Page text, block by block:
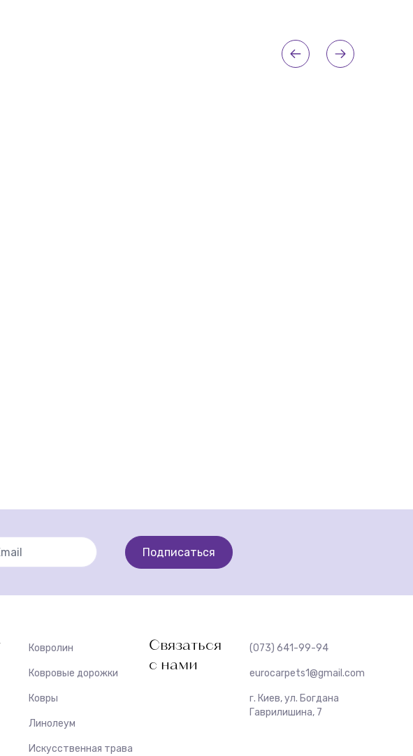
Подписаться
Ковролин
Ковровые дорожки
Ковры
Линолеум
Искусственная трава
Связаться
с нами
(073) 641-99-94
eurocarpets1@gmail.com
г. Киев, ул. Богдана
Гаврилишина, 7